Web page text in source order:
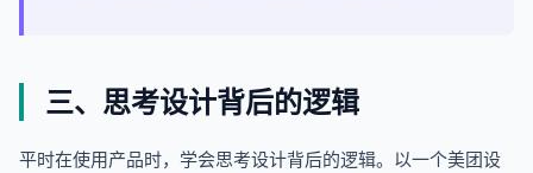
三、思考设计背后的逻辑
平时在使用产品时，学会思考设计背后的逻辑。以一个美团设